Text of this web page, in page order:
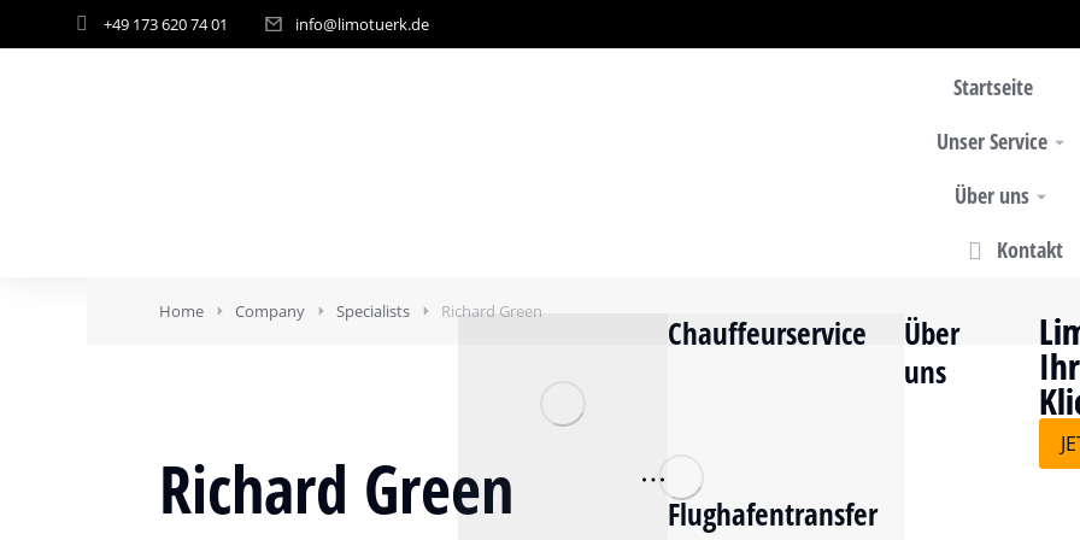
+49 173 620 74 01 info@limotuerk.de
Startseite
Unser Service
Chauffeurservice
Flughafentransfer
Über uns
Über
uns
Kontakt
Home Company Specialists Richard Green
Richard Green